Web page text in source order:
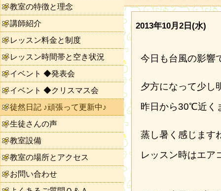
2013年10月2日(水)
今日も台風の影響
夕方になって少し
昨日から30℃近く
蒸し暑く感じます
レッスン時はエア
教室の特徴と理念
講師紹介
レッスン料金と制度
レッスン時間帯と空き状況
イベント ◆発表会
イベント ◆クリスマス会
徒然日記 ♪頑張って更新中♪
生徒さんの声
教室設備
教室の場所とアクセス
お問い合わせ